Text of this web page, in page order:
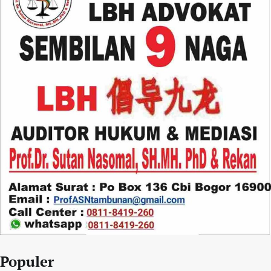
Populer